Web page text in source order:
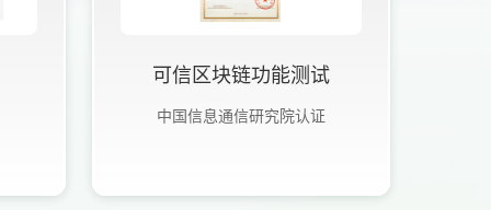
可信区块链功能测试
中国信息通信研究院认证